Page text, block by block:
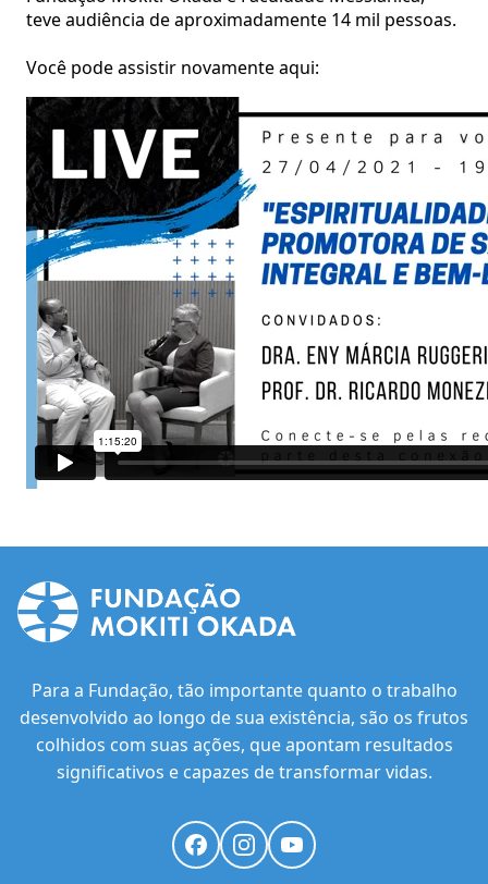
teve audiência de aproximadamente 14 mil pessoas.
Você pode assistir novamente aqui:
Para a Fundação, tão importante quanto o trabalho
desenvolvido ao longo de sua existência, são os frutos
colhidos com suas ações, que apontam resultados
significativos e capazes de transformar vidas.